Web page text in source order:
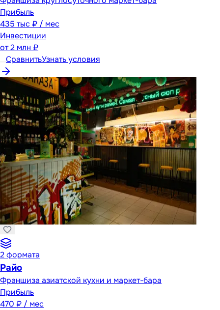
Прибыль
435 тыс ₽ / мес
Инвестиции
от2 млн ₽
СравнитьУзнать условия
2формата
Райо
Франшиза азиатской кухни и маркет-бара
Прибыль
470 ₽ / мес